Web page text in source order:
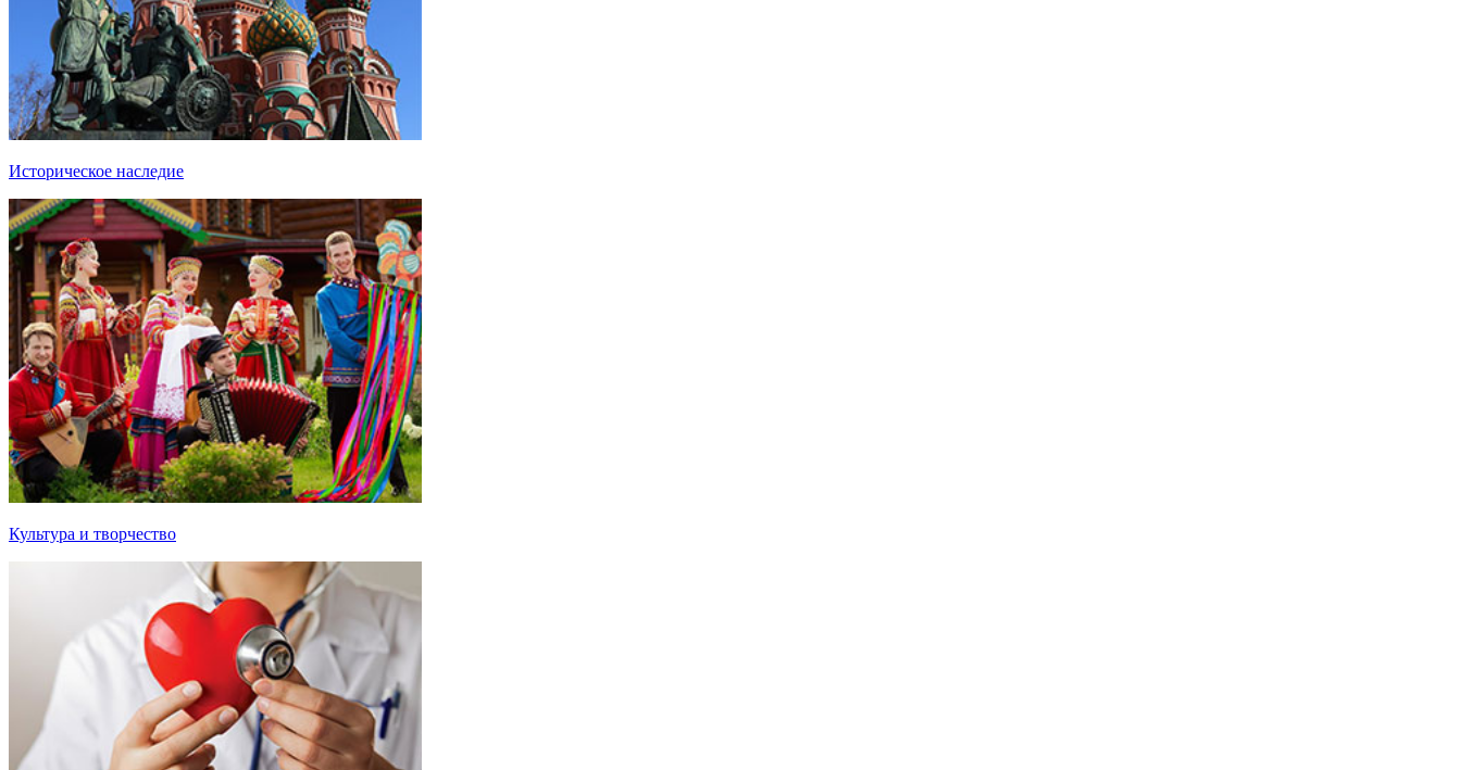
Историческое наследие
Культура и творчество